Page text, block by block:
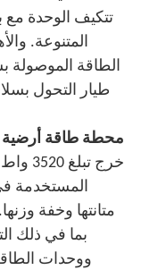
المتنوعة.
الطاقة الموصولة
طيار التحول
محطة طاقة أرضية
خرج
المستخدمة
متانتها وخفة
ووحدات